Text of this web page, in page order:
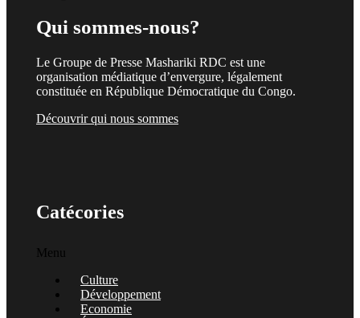
Qui sommes-nous?
Le Groupe de Presse Mashariki RDC est une
organisation médiatique d’envergure, légalement
constituée en République Démocratique du Congo.
Découvrir qui nous sommes
Catécories
Menu
Culture
Développement
Economie